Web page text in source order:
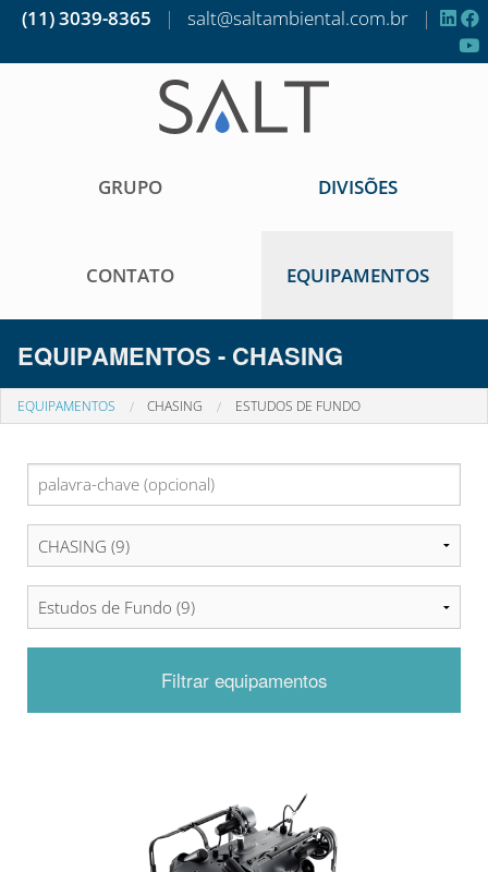
(11) 3039-8365 | salt@saltambiental.com.br |
GRUPO DIVISÕES
CONTATO EQUIPAMENTOS
EQUIPAMENTOS - CHASING
EQUIPAMENTOS CHASING ESTUDOS DE FUNDO
Filtrar equipamentos